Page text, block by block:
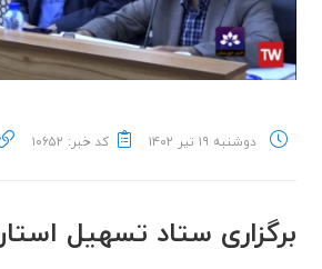
دوشنبه ۱۹ تیر ۱۴۰۲ کد خبر: ۱۰۶۵۲
برگزاری ستاد تسهیل